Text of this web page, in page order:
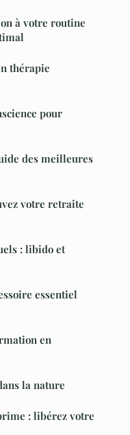
à votre routine
thérapie
pour
des meilleures
votre retraite
: libido et
essentiel
en
la nature
: libérez votre